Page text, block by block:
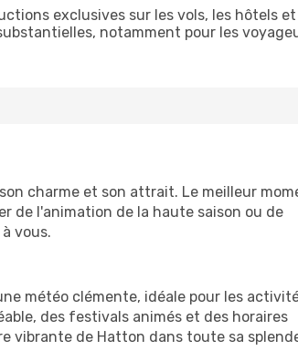
exclusives sur les vols, les hôtels
notamment pour les
charme et son attrait. Le meilleur
de l'animation de la haute saison ou de
vous.
météo clémente, idéale pour les
des festivals animés et des horaires
vibrante de Hatton dans toute sa